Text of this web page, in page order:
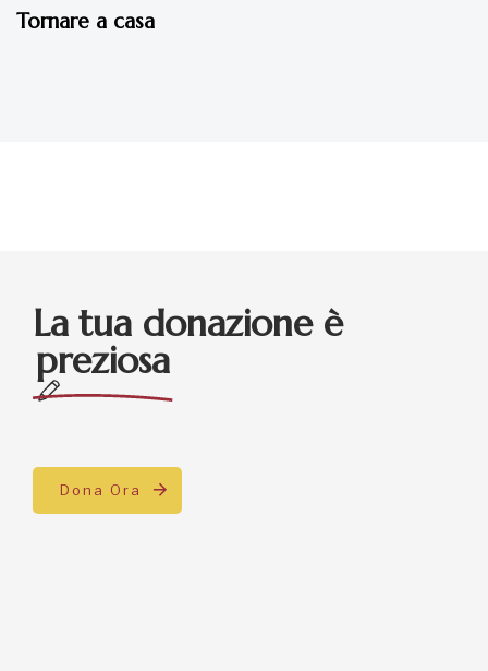
Tornare a casa
La tua donazione è
preziosa
Dona Ora